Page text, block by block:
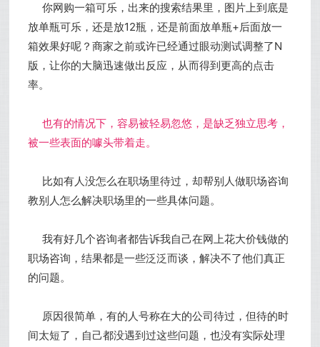
你网购一箱可乐，出来的搜索结果里，图片上到底是
放单瓶可乐，还是放12瓶，还是前面放单瓶+后面放一
箱效果好呢？商家之前或许已经通过眼动测试调整了N
版，让你的大脑迅速做出反应，从而得到更高的点击
率。
也有的情况下，容易被轻易忽悠，是缺乏独立思考，
被一些表面的噱头带着走。
比如有人没怎么在职场里待过，却帮别人做职场咨询
教别人怎么解决职场里的一些具体问题。
我有好几个咨询者都告诉我自己在网上花大价钱做的
职场咨询，结果都是一些泛泛而谈，解决不了他们真正
的问题。
原因很简单，有的人号称在大的公司待过，但待的时
间太短了，自己都没遇到过这些问题，也没有实际处理